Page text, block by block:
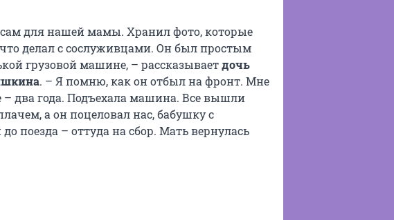
сам для нашей мамы. Хранил фото, которые
делал с сослуживцами. Он был простым
грузовой машине, – рассказываетдочь
. – Я помню, как он отбыл на фронт. Мне
– два года. Подъехала машина. Все вышли
а он поцеловал нас, бабушку с
поезда – оттуда на сбор. Мать вернулась